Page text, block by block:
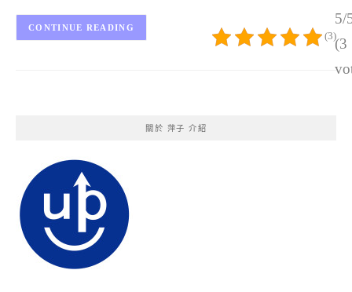
5/
(3
(3)
CONTINUE READING
關於 萍子 介紹